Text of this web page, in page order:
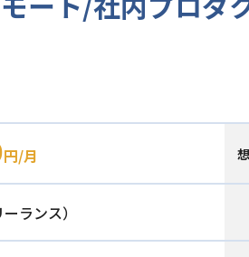
円/月
ランス）